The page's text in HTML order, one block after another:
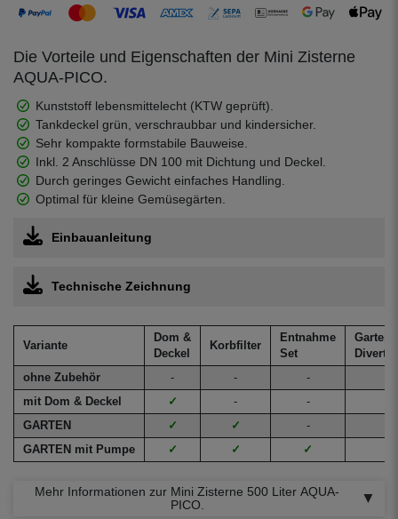
Die Vorteile und Eigenschaften der Mini Zisterne
AQUA-PICO.
Kunststoff lebensmittelecht (KTW geprüft).
Tankdeckel grün, verschraubbar und kindersicher.
Sehr kompakte formstabile Bauweise.
Inkl. 2 Anschlüsse DN 100 mit Dichtung und Deckel.
Durch geringes Gewicht einfaches Handling.
Optimal für kleine Gemüsegärten.
Einbauanleitung
Technische Zeichnung
Variante
Dom &
Deckel
Korbfilter
Entnahme
Set
ohne Zubehör
- - -
mit Dom & Deckel
✓ - -
GARTEN
✓ ✓ -
GARTEN mit Pumpe
✓ ✓ ✓
Mehr Informationen zur Mini Zisterne 500 Liter AQUA-
PICO.